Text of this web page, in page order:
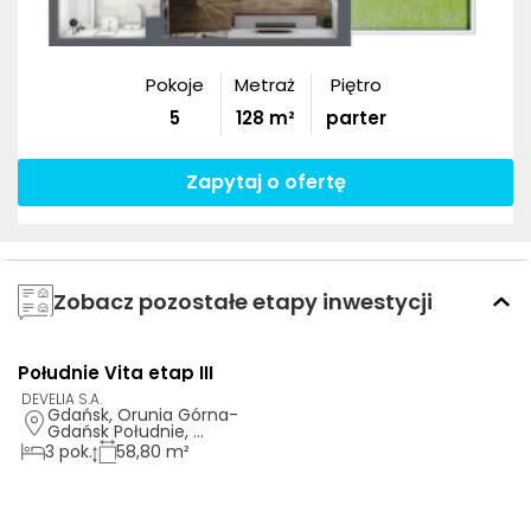
Pokoje
5
Metraż
128 m²
Piętro
parter
Zapytaj o ofertę
Zobacz pozostałe etapy inwestycji
AI
Południe Vita etap III
DEVELIA S.A.
Gdańsk, Orunia Górna-
Gdańsk Południe,
3 pok. 58,80 m²